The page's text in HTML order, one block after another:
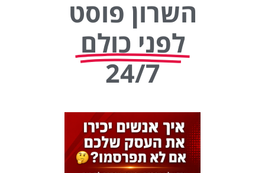
השרון פוסט
לפני כולם
24/7